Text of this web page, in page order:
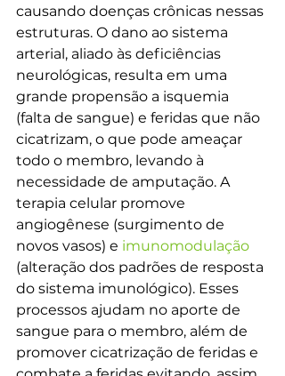
causando doenças crônicas nessas
estruturas. O dano ao sistema
arterial, aliado às deficiências
neurológicas, resulta em uma
grande propensão a isquemia
(falta de sangue) e feridas que não
cicatrizam, o que pode ameaçar
todo o membro, levando à
necessidade de amputação. A
terapia celular promove
angiogênese (surgimento de
novos vasos) e imunomodulação
(alteração dos padrões de resposta
do sistema imunológico). Esses
processos ajudam no aporte de
sangue para o membro, além de
promover cicatrização de feridas e